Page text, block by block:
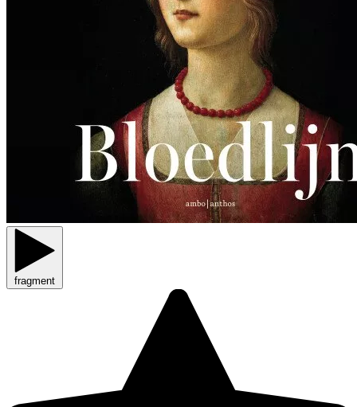
fragment